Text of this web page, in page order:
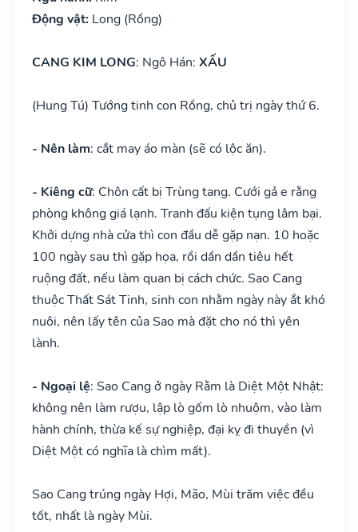
Động vật: Long (Rồng)
CANG KIM LONG: Ngô Hán: XẤU
(Hung Tú) Tướng tinh con Rồng, chủ trị ngày thứ 6.
- Nên làm: cắt may áo màn (sẽ có lộc ăn).
- Kiêng cữ: Chôn cất bị Trùng tang. Cưới gả e rằng
phòng không giá lạnh. Tranh đấu kiện tụng lâm bại.
Khởi dựng nhà cửa thì con đầu dễ gặp nạn. 10 hoặc
100 ngày sau thì gặp họa, rồi dần dần tiêu hết
ruộng đất, nếu làm quan bị cách chức. Sao Cang
thuộc Thất Sát Tinh, sinh con nhằm ngày này ắt khó
nuôi, nên lấy tên của Sao mà đặt cho nó thì yên
lành.
- Ngoại lệ: Sao Cang ở ngày Rằm là Diệt Một Nhật:
không nên làm rượu, lập lò gốm lò nhuộm, vào làm
hành chính, thừa kế sự nghiệp, đại kỵ đi thuyền (vì
Diệt Một có nghĩa là chìm mất).
Sao Cang trúng ngày Hợi, Mão, Mùi trăm việc đều
tốt, nhất là ngày Mùi.